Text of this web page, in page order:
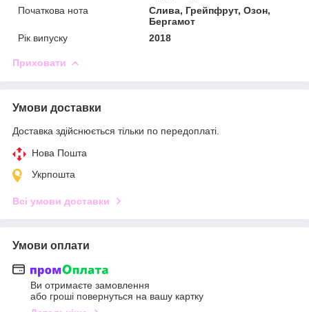
Початкова нота
Слива, Грейпфрут, Озон,
Бергамот
Рік випуску
2018
Приховати
Умови доставки
Доставка здійснюється тільки по передоплаті.
Нова Пошта
Укрпошта
Всі умови доставки
Умови оплати
Ви отримаєте замовлення
або гроші повернуться на вашу картку